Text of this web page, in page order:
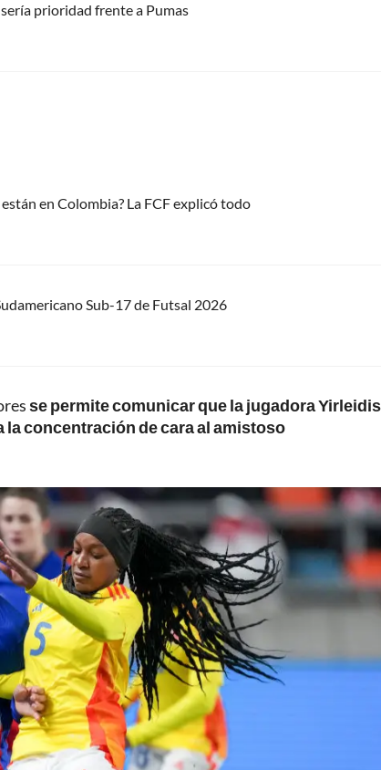
prioridad frente a Pumas
en Colombia? La FCF explicó todo
Sub-17 de Futsal 2026
se permite comunicar que la jugadora Yirleidis
la concentración de cara al amistoso